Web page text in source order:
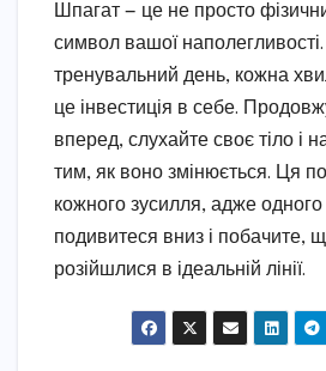
Шпагат — це не просто
символ вашої
тренувальний день, кожна
це інвестиція в себе.
вперед, слухайте своє тіло і
тим, як воно змінюється. Ця
кожного зусилля, адже одного
подивитеся вниз і побачите,
розійшлися в ідеальній лінії.